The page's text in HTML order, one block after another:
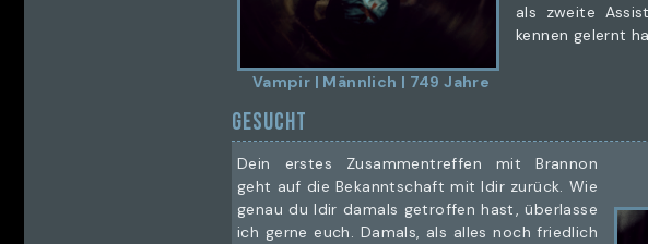
er als Gast
Vampir | Männlich | 749 Jahre
als zweite
kennen gelernt
GESUCHT
Dein erstes Zusammentreffen mit Brannon
geht auf die Bekanntschaft mit Idir zurück. Wie
genau du Idir damals getroffen hast, überlasse
ich gerne euch. Damals, als alles noch friedlich